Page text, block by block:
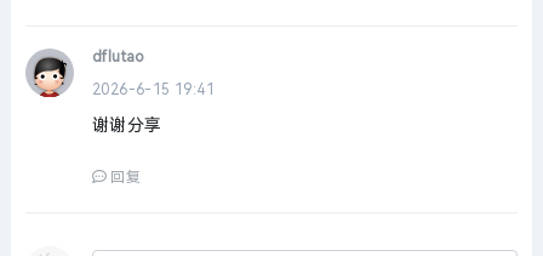
dflutao
2026-6-15 19:41
谢谢分享
回复